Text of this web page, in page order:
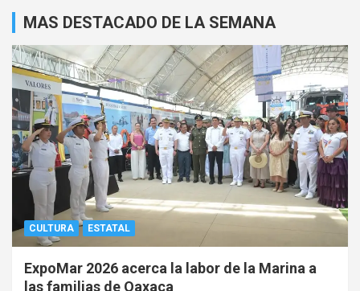
MAS DESTACADO DE LA SEMANA
CULTURA ESTATAL
ExpoMar 2026 acerca la labor de la Marina a
las familias de Oaxaca